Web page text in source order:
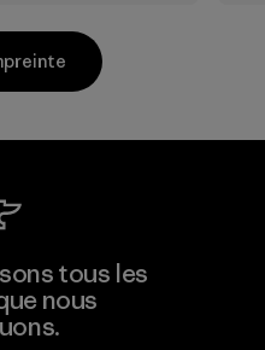
Co., Ltd
tous les
nous